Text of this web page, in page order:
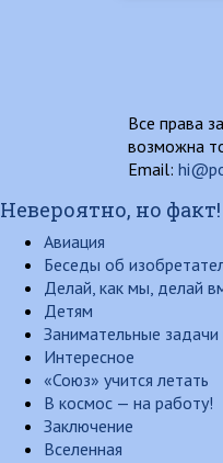
Все права
возможна
Email:
Невероятно, но факт!
Авиация
Беседы об
Делай, как мы, делай
Детям
Занимательные
Интересное
«Союз» учится летать
В космос — на работу!
Заключение
Вселенная